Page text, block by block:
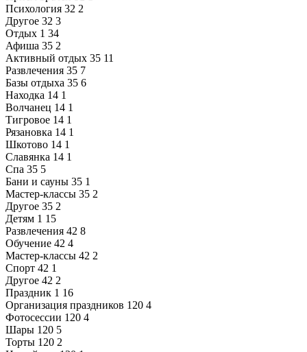
Психология 32 2
Другое 32 3
Отдых 1 34
Афиша 35 2
Активный отдых 35 11
Развлечения 35 7
Базы отдыха 35 6
Находка 14 1
Волчанец 14 1
Тигровое 14 1
Рязановка 14 1
Шкотово 14 1
Славянка 14 1
Спа 35 5
Бани и сауны 35 1
Мастер-классы 35 2
Другое 35 2
Детям 1 15
Развлечения 42 8
Обучение 42 4
Мастер-классы 42 2
Спорт 42 1
Другое 42 2
Праздник 1 16
Организация праздников 120 4
Фотосессии 120 4
Шары 120 5
Торты 120 2